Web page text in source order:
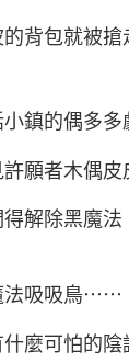
的背包就被
鎮的偶多多
願者木偶皮
解除黑魔法
法吸吸鳥⋯⋯
麼可怕的陰